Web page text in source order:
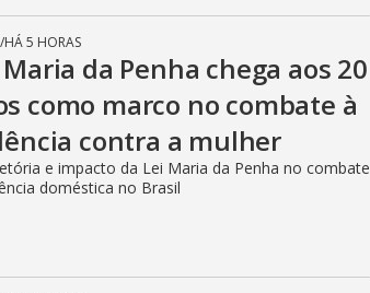
/HÁ 5 HORAS
da Penha chega aos 20
como marco no combate à
contra a mulher
e impacto da Lei Maria da Penha no combate
doméstica no Brasil